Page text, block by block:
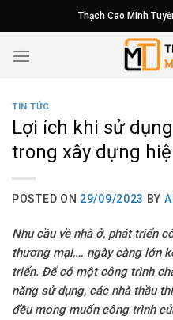
to
content
Thạch Cao Minh
TIN TỨC
Lợi ích khi sử
trong xây dựng
POSTED ON 29/09/2023 BY
Nhu cầu về nhà ở, phát triển
thương mại,… ngày càng lớn
triển. Để có một công trình
năng sử dụng, các nhà thầu
đều mong muốn công trình